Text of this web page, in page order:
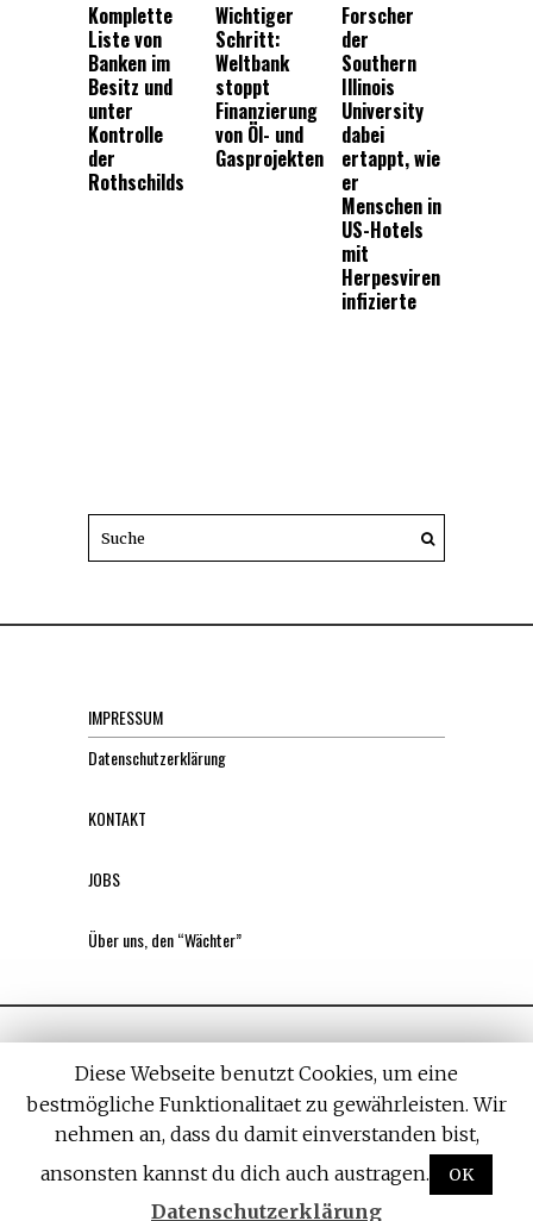
Komplette
Liste von
Banken im
Besitz und
unter
Kontrolle
der
Rothschilds
Wichtiger
Schritt:
Weltbank
stoppt
Finanzierung
von Öl- und
Gasprojekten
Forscher
der
Southern
Illinois
University
dabei
ertappt, wie
er
Menschen in
US-Hotels
mit
Herpesviren
infizierte
IMPRESSUM
Datenschutzerklärung
KONTAKT
JOBS
Über uns, den “Wächter”
All rights reserved. Designed by Withemes
Diese Webseite benutzt Cookies, um eine
bestmögliche Funktionalitaet zu gewährleisten. Wir
nehmen an, dass du damit einverstanden bist,
ansonsten kannst du dich auch austragen.
OK
Datenschutzerklärung